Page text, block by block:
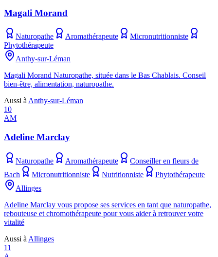
Magali Morand
Naturopathe Aromathérapeute
Micronutritionniste
Phytothérapeute
Anthy-sur-Léman
Magali Morand Naturopathe, située dans le Bas Chablais. Conseil
bien-être, alimentation, naturopathe.
Aussi àAnthy-sur-Léman
10
AM
Adeline Marclay
Naturopathe Aromathérapeute
Conseiller en fleurs de
Bach
Micronutritionniste Nutritionniste
Phytothérapeute
Allinges
Adeline Marclay vous propose ses services en tant que naturopathe,
rebouteuse et chromothérapeute pour vous aider à retrouver votre
vitalité
Aussi à Allinges
11